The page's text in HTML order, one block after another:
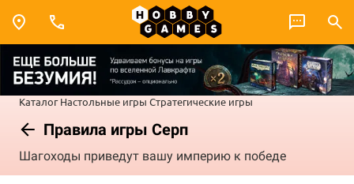
Каталог Настольные игры Стратегические игры
Правила игры Серп
Шагоходы приведут вашу империю к победе